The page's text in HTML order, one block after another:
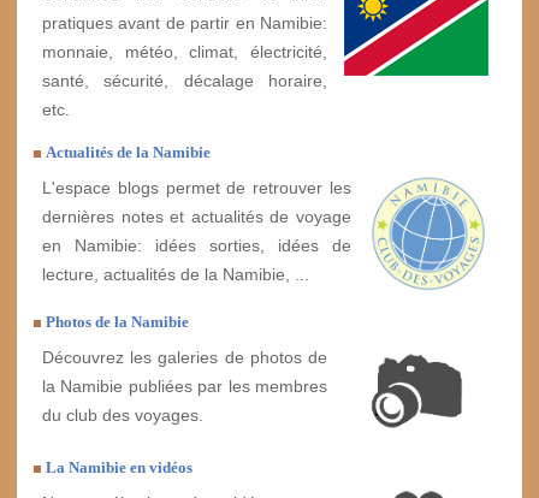
pratiques avant de partir en Namibie:
monnaie, météo, climat, électricité,
santé, sécurité, décalage horaire,
etc.
Actualités de la Namibie
L'espace blogs permet de retrouver les
dernières notes et actualités de voyage
en Namibie: idées sorties, idées de
lecture, actualités de la Namibie, ...
Photos de la Namibie
Découvrez les galeries de photos de
la Namibie publiées par les membres
du club des voyages.
La Namibie en vidéos